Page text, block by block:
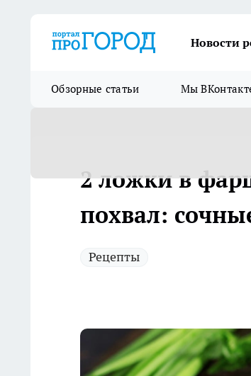
Новости
Обзорные статьи Мы
2 ложки в
похвал:
Рецепты